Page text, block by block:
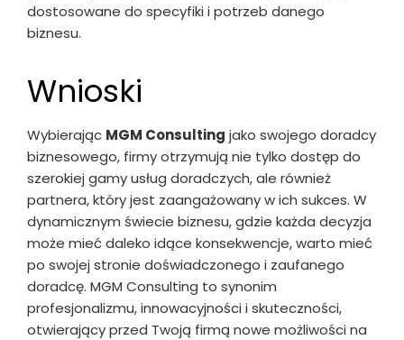
dostosowane do specyfiki i potrzeb danego
biznesu.
Wnioski
Wybierając MGM Consulting jako swojego doradcy
biznesowego, firmy otrzymują nie tylko dostęp do
szerokiej gamy usług doradczych, ale również
partnera, który jest zaangażowany w ich sukces. W
dynamicznym świecie biznesu, gdzie każda decyzja
może mieć daleko idące konsekwencje, warto mieć
po swojej stronie doświadczonego i zaufanego
doradcę. MGM Consulting to synonim
profesjonalizmu, innowacyjności i skuteczności,
otwierający przed Twoją firmą nowe możliwości na